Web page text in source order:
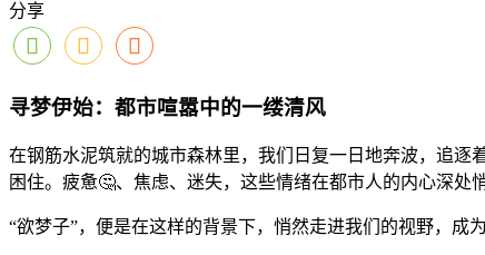
分享
寻梦伊始：都市喧嚣中的一缕清风
在钢筋水泥筑就的城市森林里，我们日复一日地奔波，追逐
困住。疲惫🤔、焦虑、迷失，这些情绪在都市人的内心深处
“欲梦子”，便是在这样的背景下，悄然走进我们的视野，成